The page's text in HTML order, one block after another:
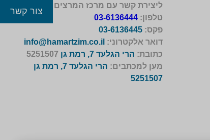
ליצירת קשר עם מרכז המרצים לישראל
טלפון:03-6136444
פקס:03-6136445
דואר אלקטרוני: info@hamartzim.co.il
כתובת: הרי הגלעד 7, רמת גן
מען למכתבים:
הרי הגלעד 7, רמת גן
5251507
צור קשר